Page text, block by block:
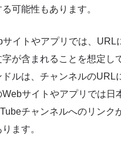
可能性もあります。
サイトやアプリでは、URL
が含まれることを想定し
ドルは、チャンネルのURL
サイトやアプリでは日
チャンネルへのリンク
ます。